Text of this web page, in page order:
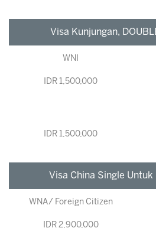
Visa Kunjungan,
WNI
IDR 1,500,000
IDR 1,500,000
Visa China Single Untuk
WNA/ Foreign Citizen
IDR 2,900,000